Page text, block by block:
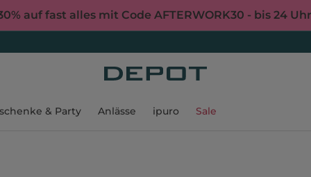
auf fast alles mit Code AFTERWORK30 - bis 24 Uhr
& Party Anlässe ipuro Sale